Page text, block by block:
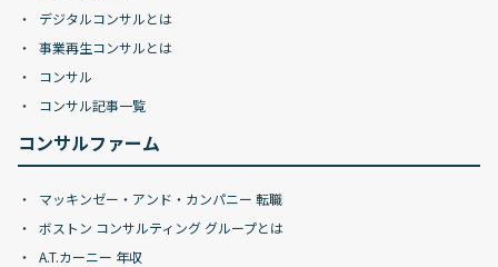
デジタルコンサルとは
事業再生コンサルとは
コンサル
コンサル記事一覧
コンサルファーム
マッキンゼー・アンド・カンパニー 転職
ボストン コンサルティング グループとは
A.T.カーニー 年収